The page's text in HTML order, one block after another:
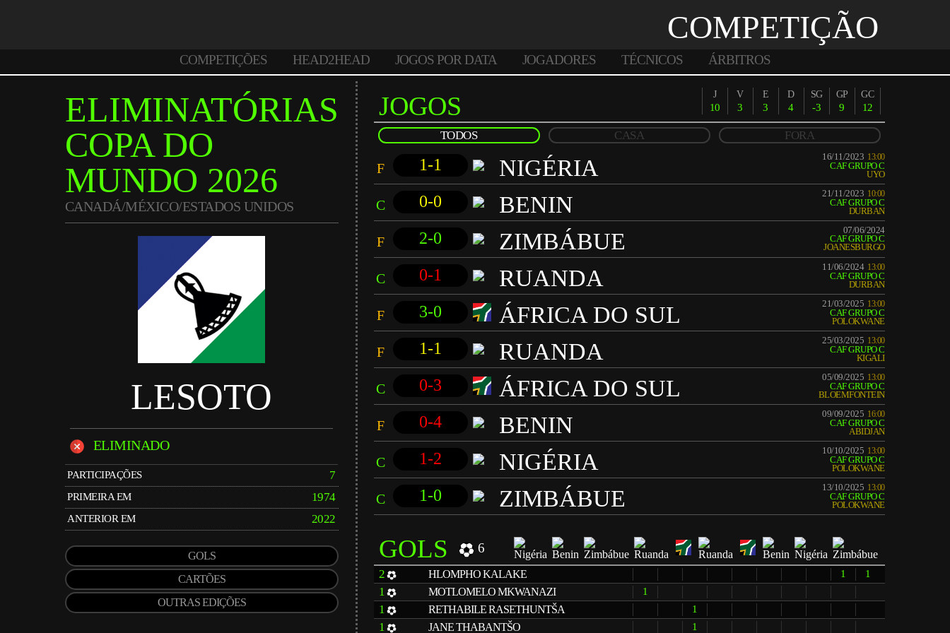
COMPETIÇÃO
COMPETIÇÕES HEAD2HEAD JOGOS POR DATA JOGADORES TÉCNICOS ÁRBITROS
ELIMINATÓRIAS
COPA DO
MUNDO 2026
CANADÁ/MÉXICO/ESTADOS UNIDOS
LESOTO
ELIMINADO
PARTICIPAÇÕES 7
PRIMEIRA EM 1974
ANTERIOR EM 2022
GOLS
CARTÕES
OUTRAS EDIÇÕES
JOGOS J
10
V
3
E
3
D
4
SG
-3
GP
9
GC
12
TODOS CASA FORA
F 1-1 NIGÉRIA 16/11/2023 13:00
CAF GRUPO C
UYO
C 0-0 BENIN 21/11/2023 10:00
CAF GRUPO C
DURBAN
F 2-0 ZIMBÁBUE
07/06/2024
CAF GRUPO C
JOANESBURGO
C 0-1 RUANDA 11/06/2024 13:00
CAF GRUPO C
DURBAN
F 3-0 ÁFRICA DO SUL 21/03/2025 13:00
CAF GRUPO C
POLOKWANE
F 1-1 RUANDA 25/03/2025 13:00
CAF GRUPO C
KIGALI
C 0-3 ÁFRICA DO SUL 05/09/2025 13:00
CAF GRUPO C
BLOEMFONTEIN
F 0-4 BENIN 09/09/2025 16:00
CAF GRUPO C
ABIDJAN
C 1-2 NIGÉRIA 10/10/2025 13:00
CAF GRUPO C
POLOKWANE
C 1-0 ZIMBÁBUE 13/10/2025 13:00
CAF GRUPO C
POLOKWANE
GOLS 6
2 HLOMPHO KALAKE 1 1
1 MOTLOMELO MKWANAZI 1
1 RETHABILE RASETHUNTŠA 1
1 JANE THABANTŠO 1